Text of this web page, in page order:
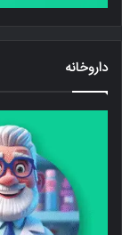
داروخانه